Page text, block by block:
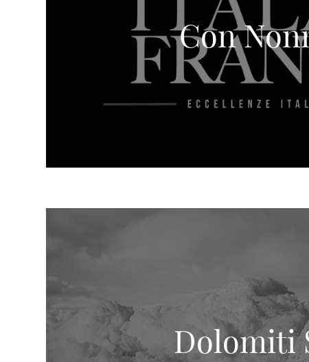
Con
Dolomiti